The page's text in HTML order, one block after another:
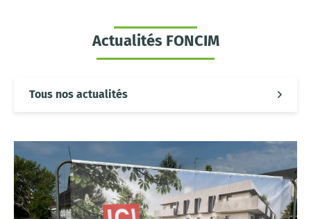
Actualités FONCIM
Tous nos actualités